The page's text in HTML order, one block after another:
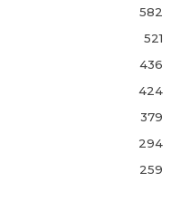
582
521
436
424
379
294
259